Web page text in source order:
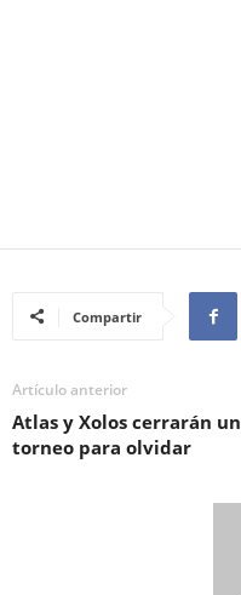
Compartir
Artículo anterior
Atlas y Xolos cerrarán un
torneo para olvidar